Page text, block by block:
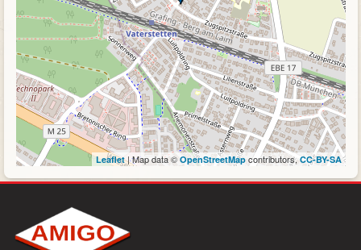
Leaflet| Map data © OpenStreetMapcontributors,CC-BY-SA